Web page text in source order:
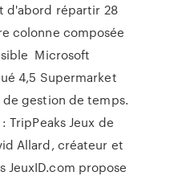
d'abord répartir 28
colonne composée
Microsoft
4,5 Supermarket
gestion de temps.
TripPeaks Jeux de
Allard, créateur et
propose